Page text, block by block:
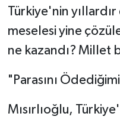
Türkiye'nin
meselesi yine
ne kazandı? Millet
"Parasını
Mısırlıoğlu,